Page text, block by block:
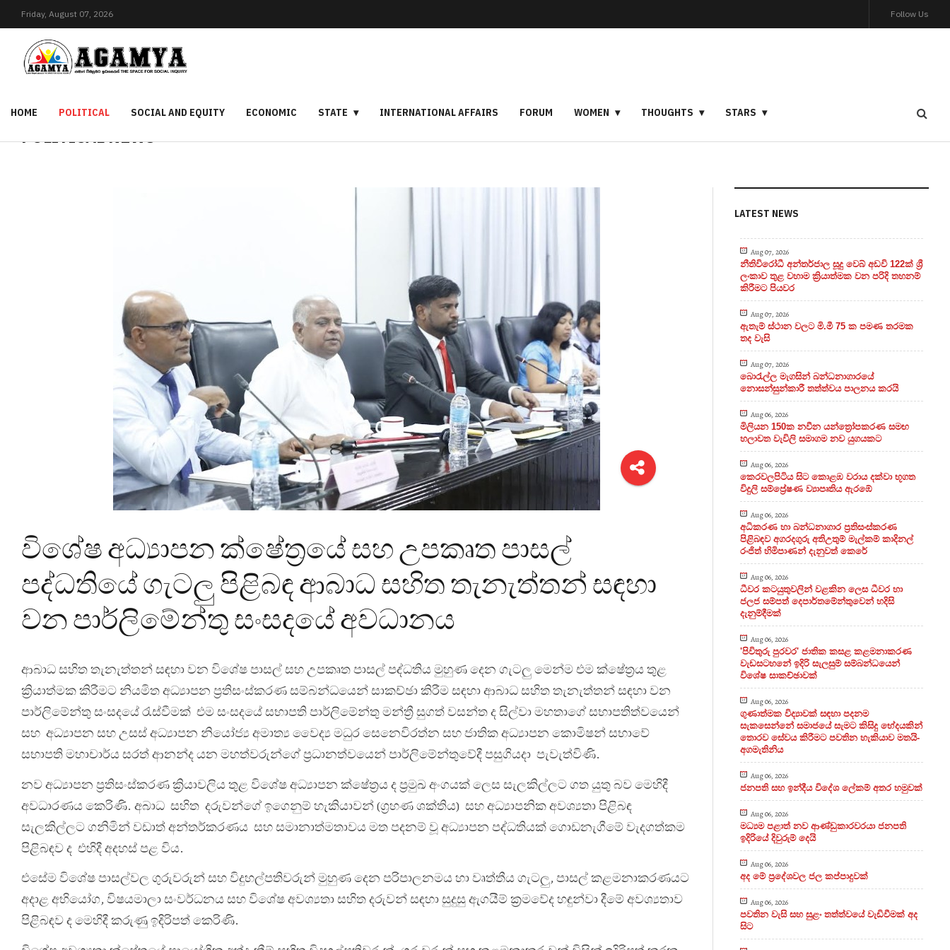
Friday, August 07, 2026 Follow Us
HOME POLITICAL SOCIAL AND EQUITY ECONOMIC STATE INTERNATIONAL AFFAIRS FORUM WOMEN THOUGHTS STARS
POLITICAL NEWS
විශේෂ අධ්‍යාපන ක්ෂේත්‍රයේ සහ උපකෘත පාසල්
පද්ධතියේ ගැටලු පිළිබඳ ආබාධ සහිත තැනැත්තන් සඳහා
වන පාර්ලිමේන්තු සංසදයේ අවධානය
ආබාධ සහිත තැනැත්තන් සඳහා වන විශේෂ පාසල් සහ උපකෘත පාසල් පද්ධතිය මුහුණ දෙන ගැටලු මෙන්ම එම ක්ෂේත්‍රය තුළ
ක්‍රියාත්මක කිරීමට නියමිත අධ්‍යාපන ප්‍රතිසංස්කරණ සම්බන්ධයෙන් සාකච්ඡා කිරීම සඳහා ආබාධ සහිත තැනැත්තන් සඳහා වන
පාර්ලිමේන්තු සංසදයේ රැස්වීමක් එම සංසදයේ සභාපති පාර්ලිමේන්තු මන්ත්‍රී සුගත් වසන්ත ද සිල්වා මහතාගේ සභාපතිත්වයෙන්
සහ අධ්‍යාපන සහ උසස් අධ්‍යාපන නියෝජ්‍ය අමාත්‍ය වෛද්‍ය මධුර සෙනෙවිරත්න සහ ජාතික අධ්‍යාපන කොමිෂන් සභාවේ
සභාපති මහාචාර්ය සරත් ආනන්ද යන මහත්වරුන්ගේ ප්‍රධානත්වයෙන් පාර්ලිමේන්තුවේදී පසුගියදා පැවැත්විණි.
නව අධ්‍යාපන ප්‍රතිසංස්කරණ ක්‍රියාවලිය තුළ විශේෂ අධ්‍යාපන ක්ෂේත්‍රය ද ප්‍රමුඛ අංගයක් ලෙස සැලකිල්ලට ගත යුතු බව මෙහිදී
අවධාරණය කෙරිණි. අබාධ සහිත දරුවන්ගේ ඉගෙනුම් හැකියාවන් (ග්‍රහණ ශක්තිය) සහ අධ්‍යාපනික අවශ්‍යතා පිළිබඳ
සැලකිල්ලට ගනිමින් වඩාත් අන්තර්කරණය සහ සමානාත්මතාවය මත පදනම් වූ අධ්‍යාපන පද්ධතියක් ගොඩනැගීමේ වැදගත්කම
පිළිබඳව ද එහිදී අදහස් පළ විය.
එසේම විශේෂ පාසල්වල ගුරුවරුන් සහ විදුහල්පතිවරුන් මුහුණ දෙන පරිපාලනමය හා වෘත්තීය ගැටලු, පාසල් කළමනාකරණයට
අදාළ අභියෝග, විෂයමාලා සංවර්ධනය සහ විශේෂ අවශ්‍යතා සහිත දරුවන් සඳහා සුදුසු ඇගයීම් ක්‍රමවේද හඳුන්වා දීමේ අවශ්‍යතාව
පිළිබඳව ද මෙහිදී කරුණු ඉදිරිපත් කෙරිණි.
LATEST NEWS
Aug 07, 2026
නීතිවිරෝධී අන්තර්ජාල සූදු වෙබ් අඩවි 122ක් ශ්‍රී
ලංකාව තුළ වහාම ක්‍රියාත්මක වන පරිදි තහනම්
කිරීමට පියවර
Aug 07, 2026
ඇතැම් ස්ථාන වලට මි.මී 75 ක පමණ තරමක
තද වැසි
Aug 07, 2026
බොරැල්ල මැගසින් බන්ධනාගාරයේ
නොසන්සුන්කාරී තත්ත්වය පාලනය කරයි
Aug 06, 2026
මිලියන 150ක නවීන යන්ත්‍රෝපකරණ සමඟ
හලාවත වැවිලි සමාගම නව යුගයකට
Aug 06, 2026
කෙරවලපිටිය සිට කොළඹ වරාය දක්වා භූගත
විදුලි සම්ප්‍රේෂණ ව්‍යාපෘතිය ඇරඹේ
Aug 06, 2026
අධිකරණ හා බන්ධනාගාර ප්‍රතිසංස්කරණ
පිළිබඳව අගරදගුරු අතිඋතුම් මැල්කම් කාදිනල්
රංජිත් හිමිපාණන් දැනුවත් කෙරේ
Aug 06, 2026
ධීවර කටයුතුවලින් වළකින ලෙස ධීවර හා
ජලජ සම්පත් දෙපාර්තමේන්තුවෙන් හදිසි
දැනුම්දීමක්
Aug 06, 2026
'පිවිතුරු පුරවර' ජාතික කසළ කළමනාකරණ
වැඩසටහනේ ඉදිරි සැලසුම් සම්බන්ධයෙන්
විශේෂ සාකච්ඡාවක්
Aug 06, 2026
ගුණාත්මක විද්‍යාවක් සඳහා පදනම
සැකසෙන්නේ සමාජයේ සැමට කිසිදු භේදයකින්
තොරව සේවය කිරීමට පවතින හැකියාව මතයි-
අගමැතිනිය
Aug 06, 2026
ජනපති සහ ඉන්දීය විදේශ ලේකම් අතර හමුවක්
Aug 06, 2026
මධ්‍යම පළාත් නව ආණ්ඩුකාරවරයා ජනපති
ඉදිරියේ දිවුරුම් දෙයි
Aug 06, 2026
අද මේ ප්‍රදේශවල ජල කප්පාදුවක්
Aug 06, 2026
පවතින වැසි සහ සුළං තත්ත්වයේ වැඩිවීමක් අද
සිට